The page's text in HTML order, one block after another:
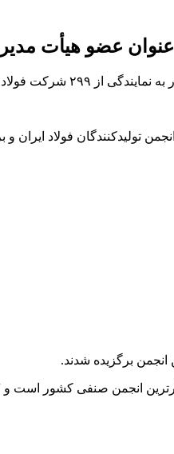
عضو هیأت
ایران انتخاب شدند.
تولیدکنندگان فولاد ایران
برگزیده شدند.
انجمن صنفی کشور است و